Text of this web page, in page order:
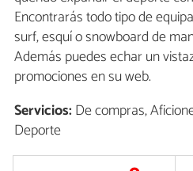
Encontrarás todo tipo de
surf, esquí o snowboard de
Además puedes echar un
promociones en su web.
Servicios:De compras,
Deporte